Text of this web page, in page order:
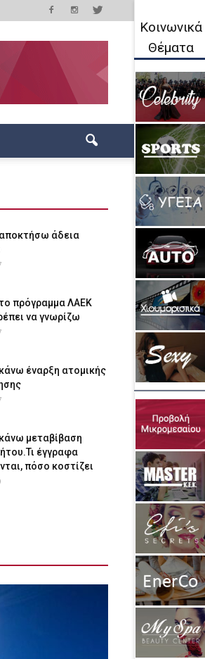
άδεια
το πρόγραμμα ΛΑΕΚ
να γνωρίζω
έναρξη ατομικής
μεταβίβαση
έγγραφα
πόσο κοστίζει
Κοινωνικά
Θέματα